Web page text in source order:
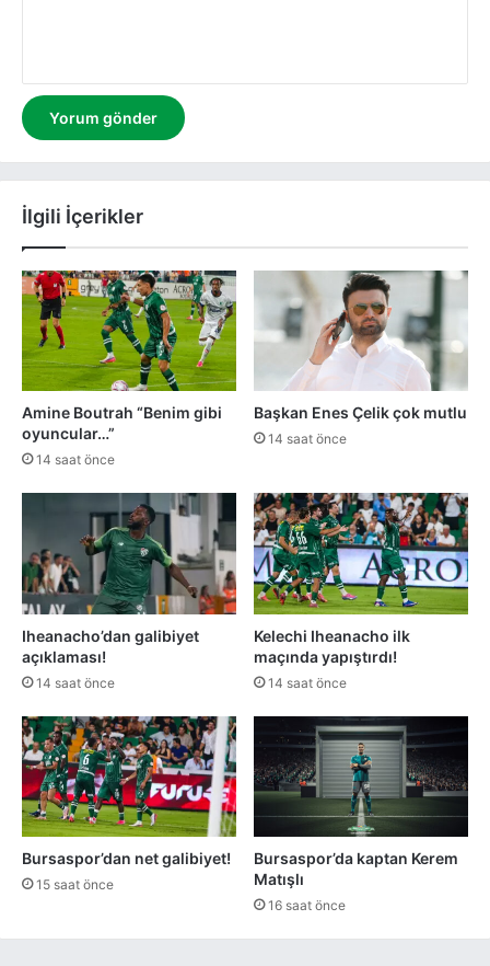
İlgili İçerikler
Amine Boutrah “Benim gibi
oyuncular…”
14 saat önce
Başkan Enes Çelik çok mutlu
14 saat önce
Iheanacho’dan galibiyet
açıklaması!
14 saat önce
Kelechi Iheanacho ilk
maçında yapıştırdı!
14 saat önce
Bursaspor’dan net galibiyet!
15 saat önce
Bursaspor’da kaptan Kerem
Matışlı
16 saat önce